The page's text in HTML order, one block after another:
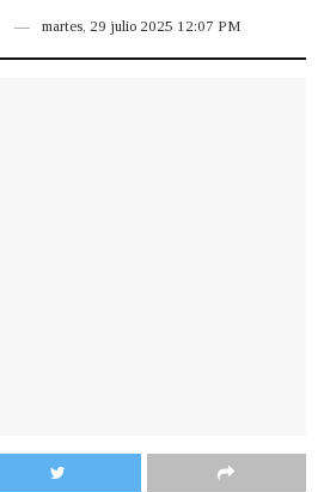
martes, 29 julio 2025 12:07 PM